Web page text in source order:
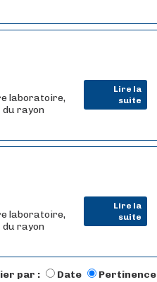
Lire la
suite
laboratoire,
du rayon
Lire la
suite
laboratoire,
du rayon
par : Date Pertinence